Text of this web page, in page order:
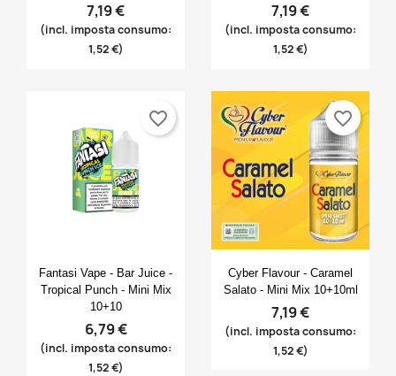
7,19 €
(incl. imposta consumo:
1,52 €)
7,19 €
(incl. imposta consumo:
1,52 €)
 Anteprima
Fantasi Vape - Bar Juice -
Tropical Punch - Mini Mix
10+10
6,79 €
(incl. imposta consumo:
1,52 €)
favorite_border
Anteprima
Cyber Flavour - Caramel
Salato - Mini Mix 10+10ml
7,19 €
(incl. imposta consumo:
1,52 €)
favorite_border